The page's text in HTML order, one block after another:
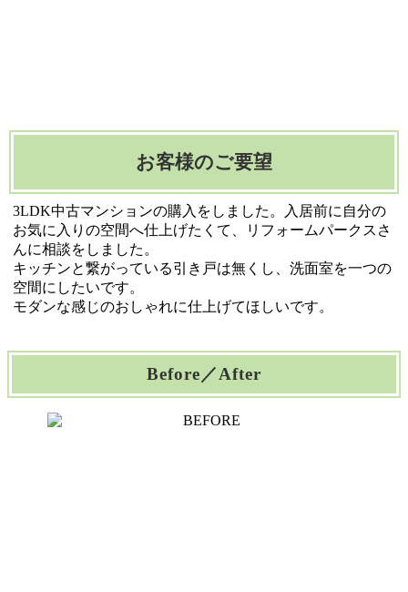
お客様のご要望
3LDK中古マンションの購入をしました。入居前に自分の
お気に入りの空間へ仕上げたくて、リフォームパークスさ
んに相談をしました。
キッチンと繋がっている引き戸は無くし、洗面室を一つの
空間にしたいです。
モダンな感じのおしゃれに仕上げてほしいです。
Before／After